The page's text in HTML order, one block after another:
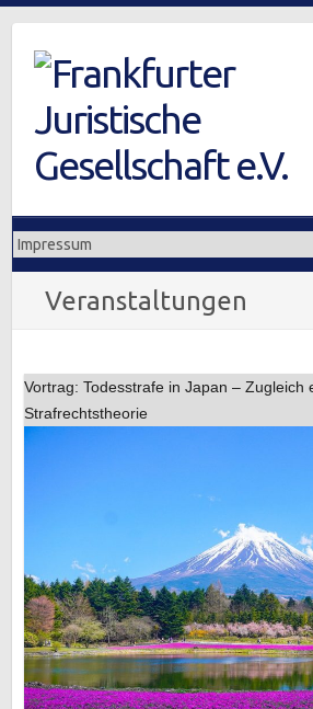
content
Veranstaltungen
Vortrag: Todesstrafe in Japan – Zugleich
Strafrechtstheorie